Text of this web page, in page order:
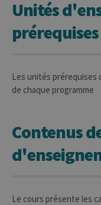
Unités
Les unités prérequises
de chaque programme
Contenus
Le cours présente les